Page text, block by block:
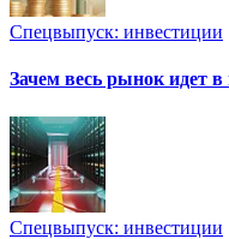
Спецвыпуск: инвестиции
Зачем весь рынок идет
Спецвыпуск: инвестиции